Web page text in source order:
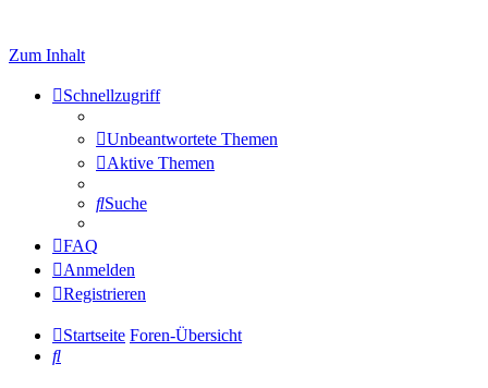
Zum Inhalt
Schnellzugriff
Unbeantwortete Themen
Aktive Themen
Suche
FAQ
Anmelden
Registrieren
Startseite Foren-Übersicht
Suche